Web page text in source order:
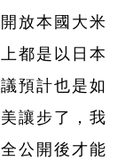
放本國大米
都是以日本
預計也是如
讓步了，我
公開後才能